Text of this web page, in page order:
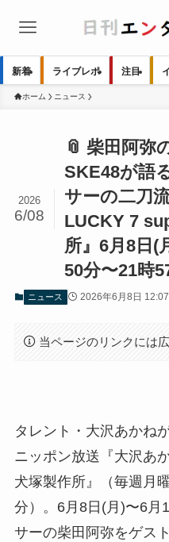
新着 ライブレポ 注目
ホーム ニュース
📎 柴田阿弥
SKE48が語
サーの二刀
LUCKY 7
所』6月8日(
50分〜21時
2026
6/08
ニュース 2026年6月8日 12:07
当ページのリンクには
タレント・大沢あかね
ニッポン放送『大沢あ
犬塚製作所』（毎週月
分）。6月8日(月)〜6月
サーの柴田阿弥をゲス